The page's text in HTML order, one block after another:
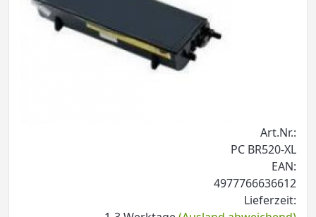
Art.Nr.:
PC BR520-XL
EAN:
4977766636612
Lieferzeit: